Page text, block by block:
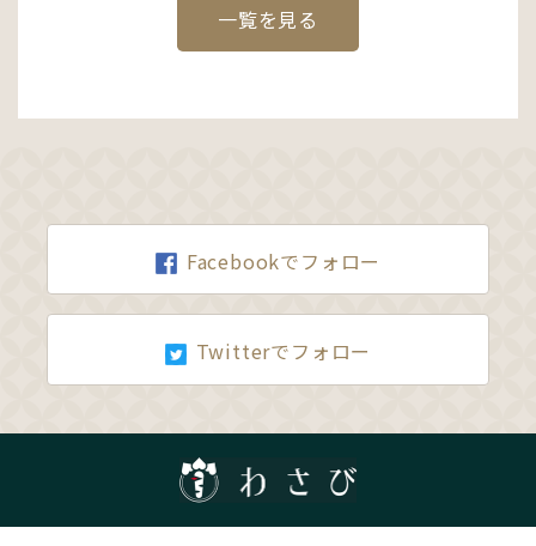
一覧を見る
Facebookでフォロー
Twitterでフォロー